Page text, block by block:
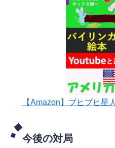
【Amazon】ブヒブヒ星
今後の対局